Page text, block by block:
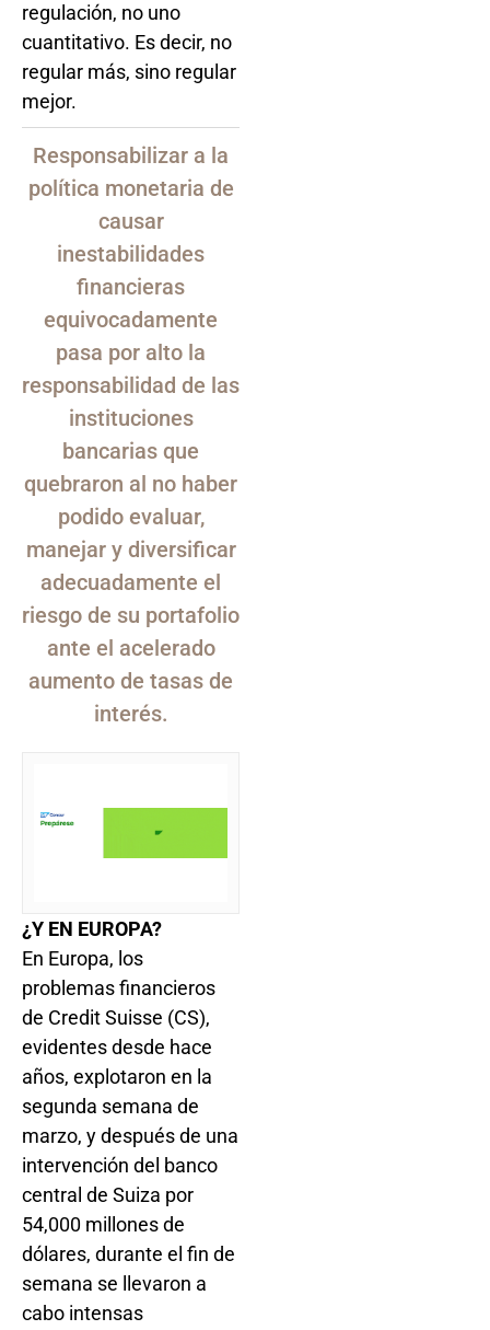
regulación, no uno
cuantitativo. Es decir, no
regular más, sino regular
mejor.
Responsabilizar a la
política monetaria de
causar
inestabilidades
financieras
equivocadamente
pasa por alto la
responsabilidad de las
instituciones
bancarias que
quebraron al no haber
podido evaluar,
manejar y diversificar
adecuadamente el
riesgo de su portafolio
ante el acelerado
aumento de tasas de
interés.
¿Y EN EUROPA?
En Europa, los
problemas financieros
de Credit Suisse (CS),
evidentes desde hace
años, explotaron en la
segunda semana de
marzo, y después de una
intervención del banco
central de Suiza por
54,000 millones de
dólares, durante el fin de
semana se llevaron a
cabo intensas